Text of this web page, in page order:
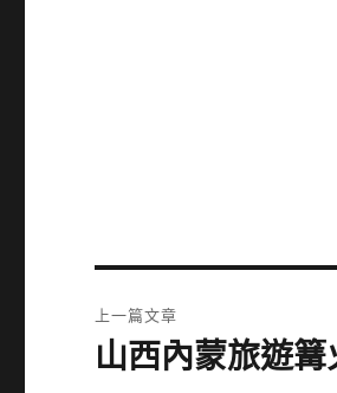
章
上一篇文章
上山西內蒙旅遊